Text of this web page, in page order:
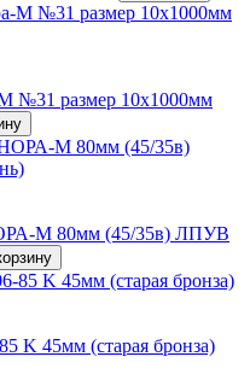
№31 размер 10х1000мм
М 80мм (45/35в) ЛПУВ
K 45мм (старая бронза)